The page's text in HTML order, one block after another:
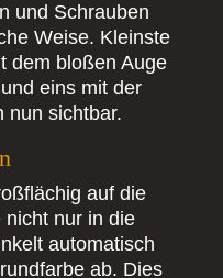
und Schrauben
Weise. Kleinste
dem bloßen Auge
eins mit der
nun sichtbar.
auf die
nur in die
automatisch
ab. Dies